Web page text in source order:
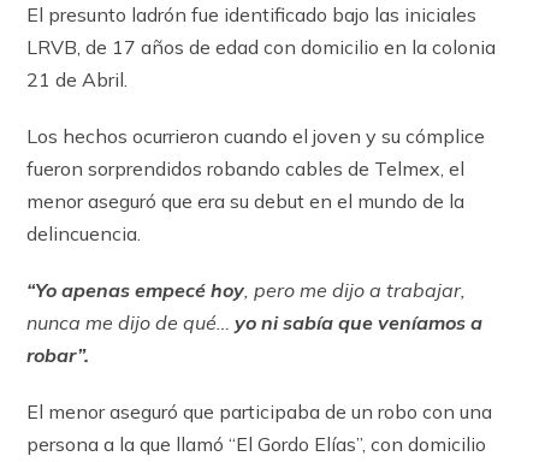
El presunto ladrón fue identificado bajo las iniciales
LRVB, de 17 años de edad con domicilio en la colonia
21 de Abril.
Los hechos ocurrieron cuando el joven y su cómplice
fueron sorprendidos robando cables de Telmex, el
menor aseguró que era su debut en el mundo de la
delincuencia.
“Yo apenas empecé hoy , pero me dijo a trabajar,
nunca me dijo de qué…yo ni sabía que veníamos a
robar”.
El menor aseguró que participaba de un robo con una
persona a la que llamó “El Gordo Elías”, con domicilio